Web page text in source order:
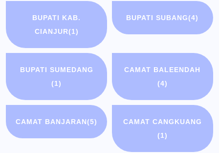
BUPATI KAB.
CIANJUR(1)
BUPATI SUBANG(4)
BUPATI SUMEDANG
(1)
CAMAT BALEENDAH
(4)
CAMAT BANJARAN(5)
CAMAT CANGKUANG
(1)